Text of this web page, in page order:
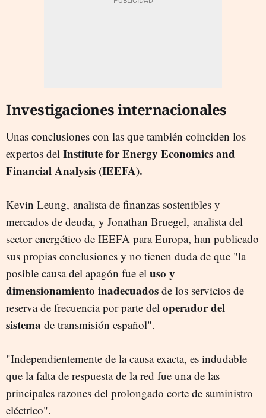
Investigaciones internacionales
Unas conclusiones con las que también coinciden los
expertos del Institute for Energy Economics and
Financial Analysis (IEEFA).
Kevin Leung, analista de finanzas sostenibles y
mercados de deuda, y Jonathan Bruegel, analista del
sector energético de IEEFA para Europa, han publicado
sus propias conclusiones y no tienen duda de que "la
posible causa del apagón fue el uso y
dimensionamiento inadecuados de los servicios de
reserva de frecuencia por parte del operador del
sistema de transmisión español".
"Independientemente de la causa exacta, es indudable
que la falta de respuesta de la red fue una de las
principales razones del prolongado corte de suministro
eléctrico".